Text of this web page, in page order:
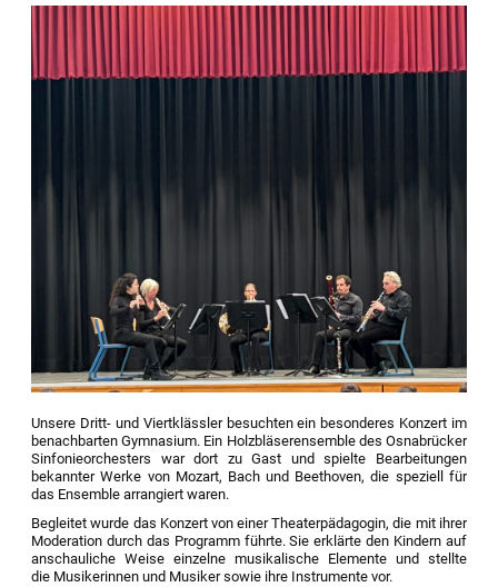
Unsere Dritt- und Viertklässler besuchten ein besonderes Konzert im
benachbarten Gymnasium. Ein Holzbläserensemble des Osnabrücker
Sinfonieorchesters war dort zu Gast und spielte Bearbeitungen
bekannter Werke von Mozart, Bach und Beethoven, die speziell für
das Ensemble arrangiert waren.
Begleitet wurde das Konzert von einer Theaterpädagogin, die mit ihrer
Moderation durch das Programm führte. Sie erklärte den Kindern auf
anschauliche Weise einzelne musikalische Elemente und stellte
die Musikerinnen und Musiker sowie ihre Instrumente vor.